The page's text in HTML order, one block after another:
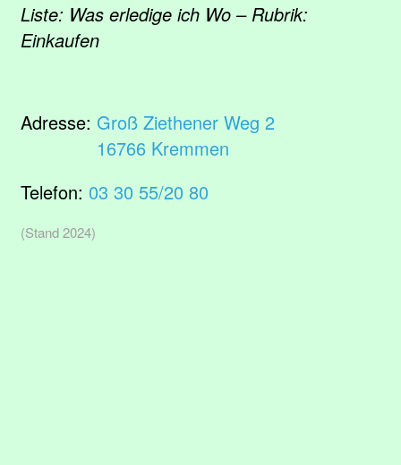
Liste: Was erledige ich Wo – Rubrik:
Einkaufen
Adresse: Groß Ziethener Weg 2
16766 Kremmen
Telefon: 03 30 55/20 80
(Stand 2024)